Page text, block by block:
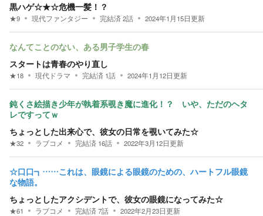
黒ハゲ☆★☆危機一髪！？
★9 現代ファンタジー 完結済2話 2024年1月15日更新
なんてことのない、ある男子学生の春
スタートは青春のやり直し
★18 現代ドラマ 完結済 1話 2024年1月12日更新
鈍くさ絵描き少年が執着系覗き魔に進化！？ いや、ただのヘタ
レですってｗ
ちょっとした出来心で、彼女の日常を覗いてみた☆
★32 ラブコメ 完結済 16話 2022年3月12日更新
☆口口┓……これは、眼鏡による眼鏡のための、ハートフル眼鏡
な物語。
ちょっとしたアクシデントで、彼女の眼鏡になってみた☆
★61 ラブコメ 完結済7話 2022年2月23日更新